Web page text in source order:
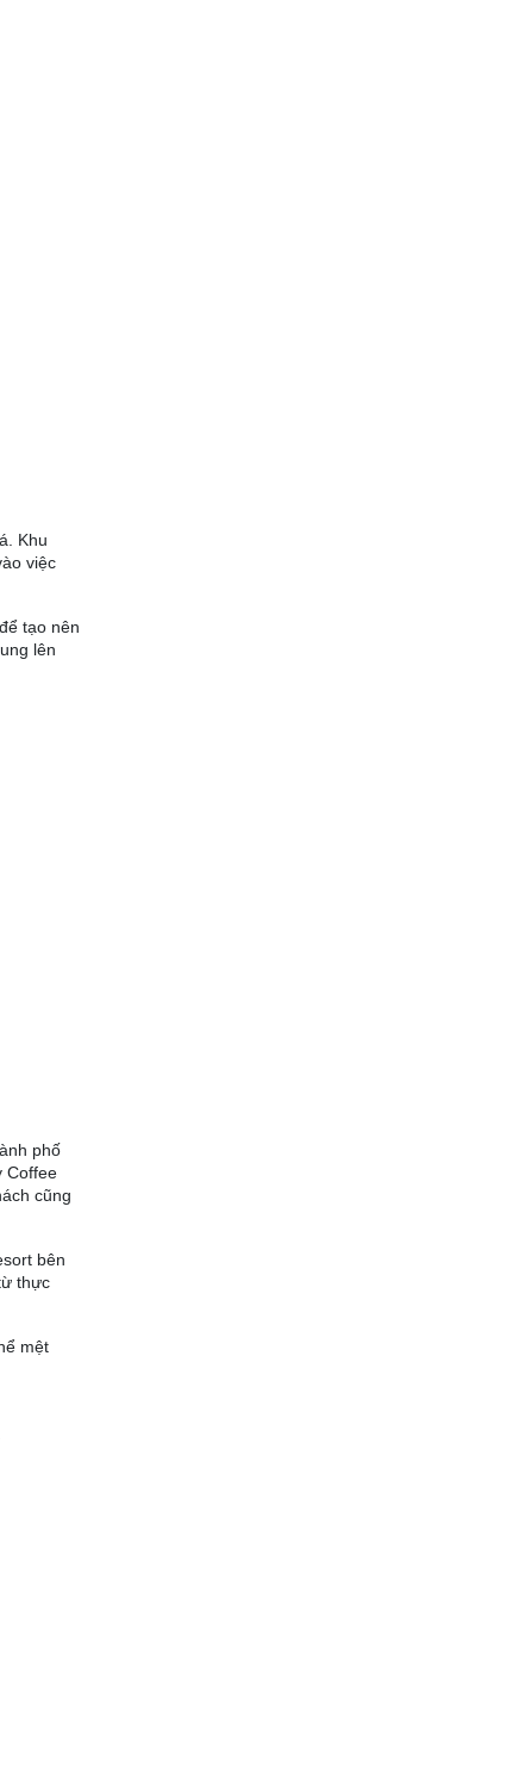
Khu
việc
tạo nên
lên
phố
Coffee
cũng
bên
thực
mệt